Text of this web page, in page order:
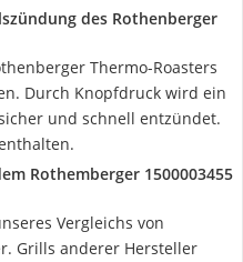
des Rothenberger
Thermo-Roasters
Durch Knopfdruck wird ein
und schnell entzündet.
Rothemberger 1500003455
Vergleichs von
Grills anderer Hersteller